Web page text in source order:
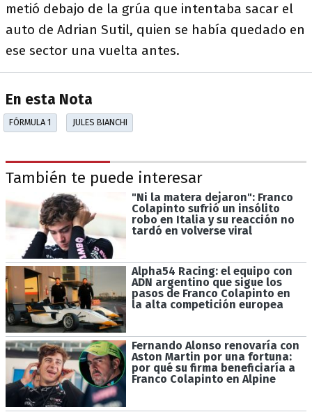
metió debajo de la grúa que intentaba sacar el
auto de Adrian Sutil, quien se había quedado en
ese sector una vuelta antes.
En esta Nota
FÓRMULA 1 JULES BIANCHI
También te puede interesar
"Ni la matera dejaron": Franco
Colapinto sufrió un insólito
robo en Italia y su reacción no
tardó en volverse viral
Alpha54 Racing: el equipo con
ADN argentino que sigue los
pasos de Franco Colapinto en
la alta competición europea
Fernando Alonso renovaría con
Aston Martin por una fortuna:
por qué su firma beneficiaría a
Franco Colapinto en Alpine